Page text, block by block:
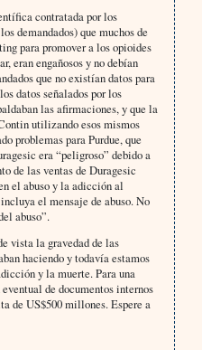
contratada por los
demandados) que muchos de
para promover a los opioides
eran engañosos y no debían
que no existían datos para
datos señalados por los
las afirmaciones, y que la
utilizando esos mismos
problemas para Purdue, que
era “peligroso” debido a
de las ventas de Duragesic
el abuso y la adicción al
el mensaje de abuso. No
abuso”.
vista la gravedad de las
haciendo y todavía estamos
y la muerte. Para una
de documentos internos
de US$500 millones. Espere a